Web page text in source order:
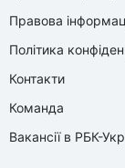
Правова
Політика
Контакти
Команда
Вакансії в РБК-